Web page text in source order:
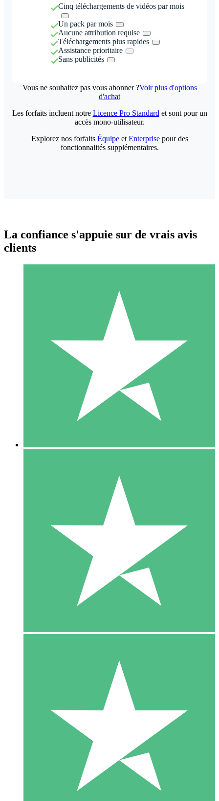
Cinq téléchargements de vidéos par mois
Un pack par mois
Aucune attribution requise
Téléchargements plus rapides
Assistance prioritaire
Sans publicités
Vous ne souhaitez pas vous abonner ?Voir plus d'options
d'achat
Packs de Crédits Individuels
Payez à l'utilisation avec des crédits de téléchargement. Sans
1 Téléchargement
10 00
10 Téléchargements
20 00
Les forfaits incluent notre Licence Pro Standard et sont pour un
accès mono-utilisateur.
Explorez nos forfaits Équipeet Enterprisepour des
fonctionnalités supplémentaires.
La confiance s'appuie sur de vrais avis
clients